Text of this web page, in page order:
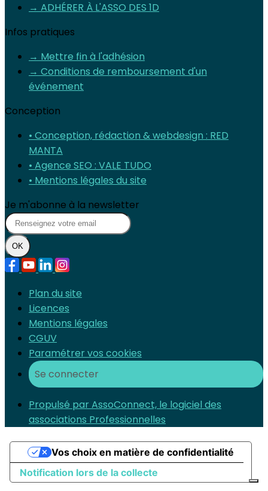
→ ADHÉRER À L'ASSO DES 1D
Infos pratiques
→ Mettre fin à l'adhésion
→ Conditions de remboursement d'un
événement
Conception
• Conception, rédaction & webdesign : RED
MANTA
• Agence SEO : VALE TUDO
• Mentions légales du site
Je m'abonne à la newsletter
OK
Plan du site
Licences
Mentions légales
CGUV
Paramétrer vos cookies
Se connecter
Propulsé par AssoConnect, le logiciel des
associations Professionnelles
Notification lors de la collecte
Vos choix en matière de confidentialité